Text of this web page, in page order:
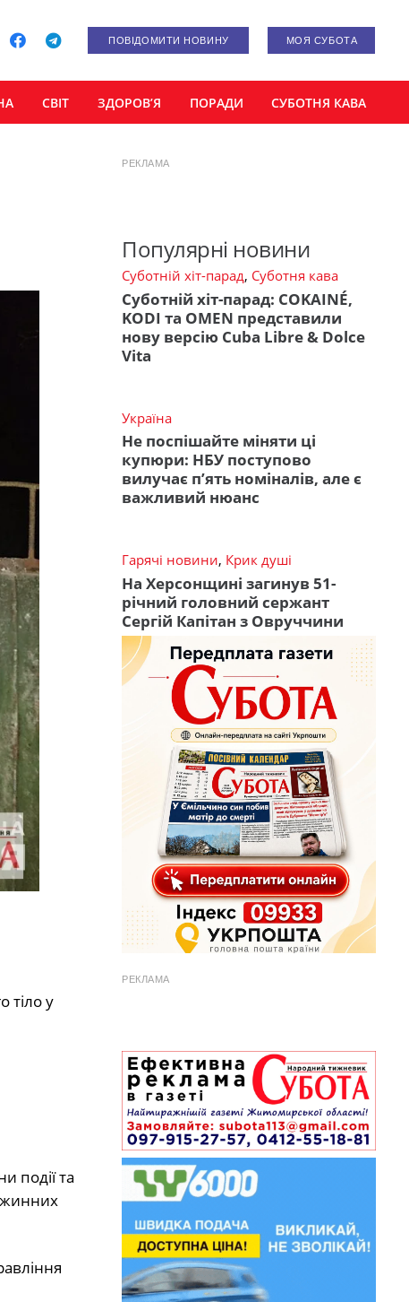
ПОВІДОМИТИ НОВИНУ МОЯ СУБОТА
СВІТ ЗДОРОВ’Я ПОРАДИ СУБОТНЯ КАВА
тіло у
події та
РЕКЛАМА
Популярні новини
Суботній хіт-парад, Суботня кава
Суботній хіт-парад: COKAINÉ,
KODI та OMEN представили
нову версію Cuba Libre & Dolce
Vita
Україна
Не поспішайте міняти ці
купюри: НБУ поступово
вилучає п’ять номіналів, але є
важливий нюанс
Гарячі новини, Крик душі
На Херсонщині загинув 51-
річний головний сержант
Сергій Капітан з Овруччини
РЕКЛАМА